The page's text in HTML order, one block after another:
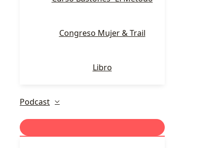
Congreso Mujer & Trail
Libro
Podcast